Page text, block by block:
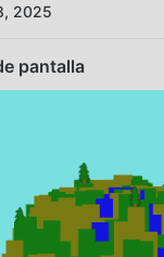
2025
pantalla